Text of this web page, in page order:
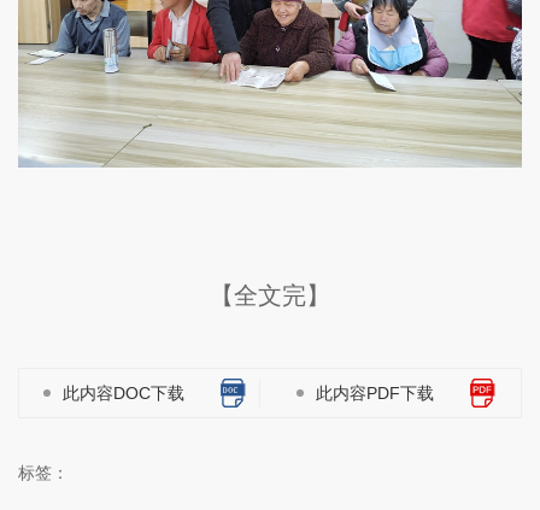
【全文完】
此内容DOC下载 此内容PDF下载
标签：